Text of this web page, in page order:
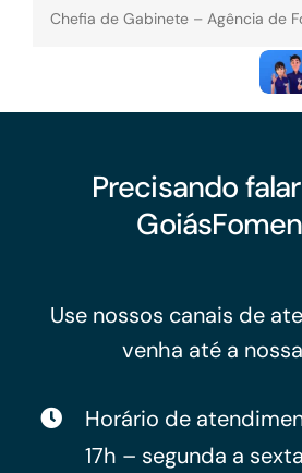
Chefia de Gabinete – Agência de
Precisando
Use nossos canais de
venha até a
Horário de
17h – segunda a